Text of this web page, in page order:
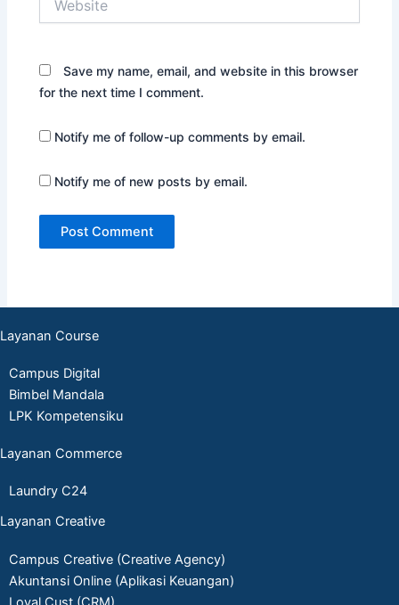
Save my name, email, and website in this browser
for the next time I comment.
Notify me of follow-up comments by email.
Notify me of new posts by email.
Layanan Course
Campus Digital
Bimbel Mandala
LPK Kompetensiku
Layanan Commerce
Laundry C24
Layanan Creative
Campus Creative (Creative Agency)
Akuntansi Online (Aplikasi Keuangan)